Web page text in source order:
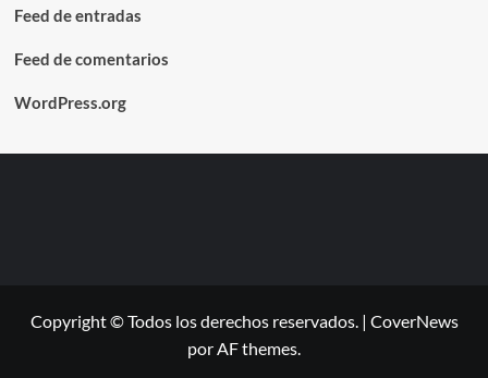
Feed de entradas
Feed de comentarios
WordPress.org
Copyright © Todos los derechos reservados. | CoverNews
por AF themes.